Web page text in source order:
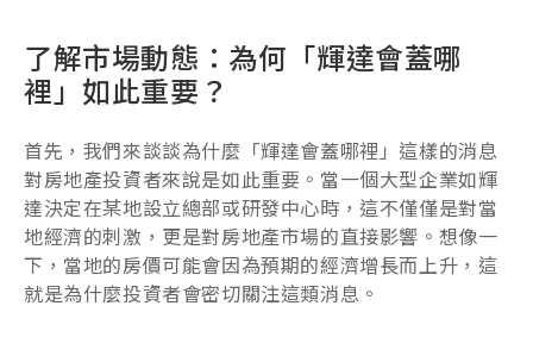
了解市場動態：為何「輝達會蓋哪
裡」如此重要？
首先，我們來談談為什麼「輝達會蓋哪裡」這樣的消息
對房地產投資者來說是如此重要。當一個大型企業如輝
達決定在某地設立總部或研發中心時，這不僅僅是對當
地經濟的刺激，更是對房地產市場的直接影響。想像一
下，當地的房價可能會因為預期的經濟增長而上升，這
就是為什麼投資者會密切關注這類消息。